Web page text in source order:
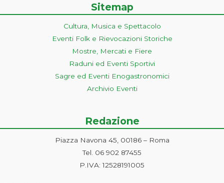
Sitemap
Cultura, Musica e Spettacolo
Eventi Folk e Rievocazioni Storiche
Mostre, Mercati e Fiere
Raduni ed Eventi Sportivi
Sagre ed Eventi Enogastronomici
Archivio Eventi
Redazione
Piazza Navona 45, 00186 – Roma
Tel. 06 902 87455
P.IVA: 12528191005